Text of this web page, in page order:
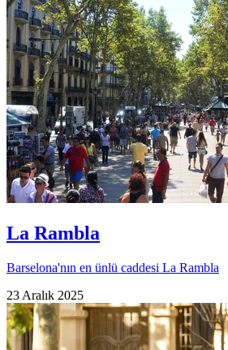
La Rambla
Barselona'nın en ünlü caddesi La Rambla
23 Aralık 2025